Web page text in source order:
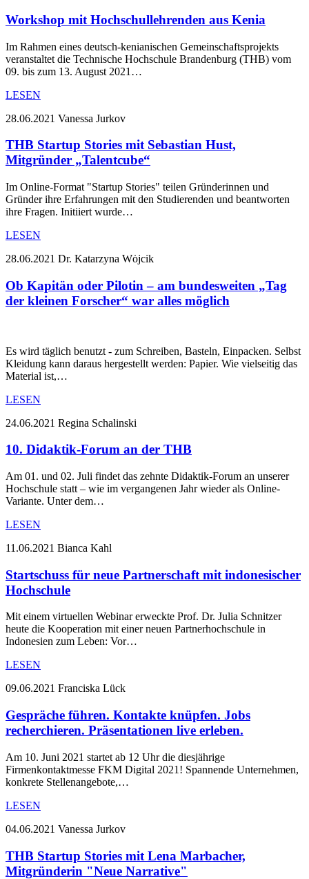
Workshop mit Hochschullehrenden aus Kenia
Im Rahmen eines deutsch-kenianischen Gemeinschaftsprojekts
veranstaltet die Technische Hochschule Brandenburg (THB) vom
09. bis zum 13. August 2021…
LESEN
28.06.2021 Vanessa Jurkov
THB Startup Stories mit Sebastian Hust,
Mitgründer „Talentcube“
Im Online-Format "Startup Stories" teilen Gründerinnen und
Gründer ihre Erfahrungen mit den Studierenden und beantworten
ihre Fragen. Initiiert wurde…
LESEN
28.06.2021 Dr. Katarzyna Wȯjcik
Ob Kapitän oder Pilotin – am bundesweiten „Tag
der kleinen Forscher“ war alles möglich
Es wird täglich benutzt - zum Schreiben, Basteln, Einpacken. Selbst
Kleidung kann daraus hergestellt werden: Papier. Wie vielseitig das
Material ist,…
LESEN
24.06.2021 Regina Schalinski
10. Didaktik-Forum an der THB
Am 01. und 02. Juli findet das zehnte Didaktik-Forum an unserer
Hochschule statt – wie im vergangenen Jahr wieder als Online-
Variante. Unter dem…
LESEN
11.06.2021 Bianca Kahl
Startschuss für neue Partnerschaft mit indonesischer
Hochschule
Mit einem virtuellen Webinar erweckte Prof. Dr. Julia Schnitzer
heute die Kooperation mit einer neuen Partnerhochschule in
Indonesien zum Leben: Vor…
LESEN
09.06.2021 Franciska Lück
Gespräche führen. Kontakte knüpfen. Jobs
recherchieren. Präsentationen live erleben.
Am 10. Juni 2021 startet ab 12 Uhr die diesjährige
Firmenkontaktmesse FKM Digital 2021! Spannende Unternehmen,
konkrete Stellenangebote,…
LESEN
04.06.2021 Vanessa Jurkov
THB Startup Stories mit Lena Marbacher,
Mitgründerin "Neue Narrative"